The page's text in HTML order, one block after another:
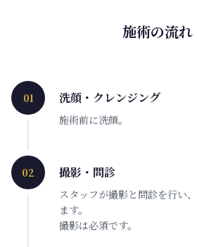
施術の流れ
01 洗顔・クレンジング
施術前に洗顔。
02 撮影・問診
スタッフが撮影と問診を行い
ます。
撮影は必須です。